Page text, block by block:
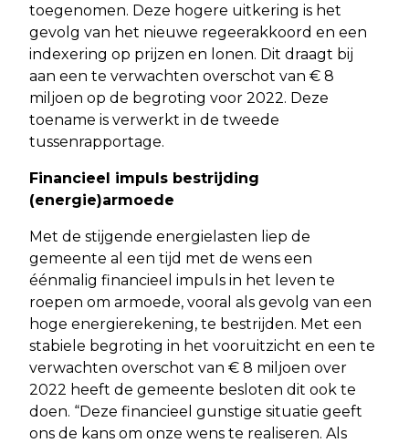
toegenomen. Deze hogere uitkering is het
gevolg van het nieuwe regeerakkoord en een
indexering op prijzen en lonen. Dit draagt bij
aan een te verwachten overschot van € 8
miljoen op de begroting voor 2022. Deze
toename is verwerkt in de tweede
tussenrapportage.
Financieel impuls bestrijding
(energie)armoede
Met de stijgende energielasten liep de
gemeente al een tijd met de wens een
éénmalig financieel impuls in het leven te
roepen om armoede, vooral als gevolg van een
hoge energierekening, te bestrijden. Met een
stabiele begroting in het vooruitzicht en een te
verwachten overschot van € 8 miljoen over
2022 heeft de gemeente besloten dit ook te
doen. “Deze financieel gunstige situatie geeft
ons de kans om onze wens te realiseren. Als